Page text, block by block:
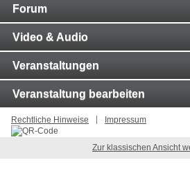
Forum
Video & Audio
Veranstaltungen
Veranstaltung bearbeiten
Rechtliche Hinweise Impressum
Zur klassischen Ansicht